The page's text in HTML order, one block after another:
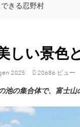
きる忍野村
しい景色
2025 20686 ビュー
の集合体で、富士山